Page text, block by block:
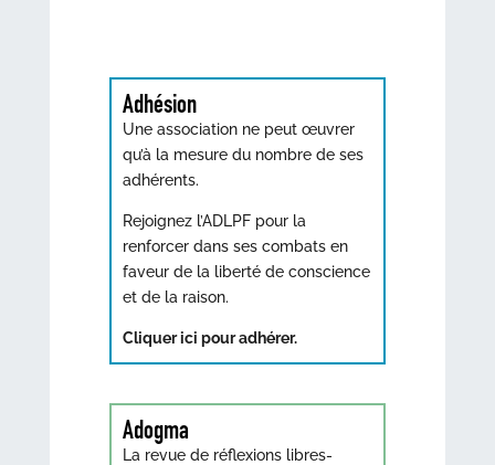
Adhésion
Une association ne peut œuvrer
qu’à la mesure du nombre de ses
adhérents.
Rejoignez l’ADLPF pour la
renforcer dans ses combats en
faveur de la liberté de conscience
et de la raison.
Cliquer ici pour adhérer.
Adogma
La revue de réflexions libres-